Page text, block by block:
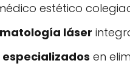
estético
láser
en